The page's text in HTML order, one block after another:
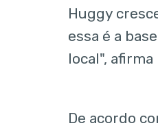
Huggy
essa é a
local", afirma
De acordo